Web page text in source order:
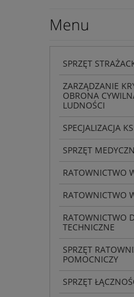
Menu
SPRZĘT
ZARZĄDZANIE
OBRONA
LUDNOŚCI
SPECJALIZACJA
SPRZĘT
RATOWNICTWO
RATOWNICTWO
RATOWNICTWO
TECHNICZNE
SPRZĘT
POMOCNICZY
SPRZĘT